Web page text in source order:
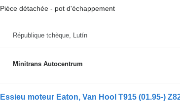
Pièce détachée - pot d'échappement
République tchèque, Lutín
Minitrans Autocentrum
Essieu moteur Eaton, Van Hool T915 (01.95-)